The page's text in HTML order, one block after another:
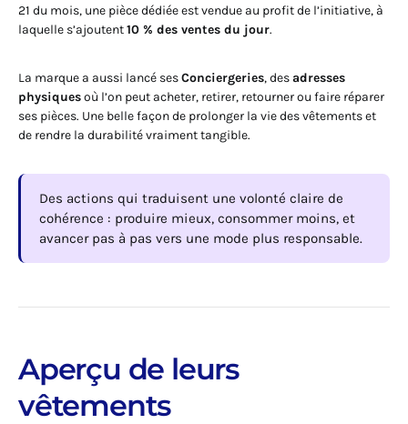
21 du mois, une pièce dédiée est vendue au profit de l’initiative, à
laquelle s’ajoutent10 % des ventes du jour.
La marque a aussi lancé sesConciergeries, desadresses
physiquesoù l’on peut acheter, retirer, retourner ou faire réparer
ses pièces. Une belle façon de prolonger la vie des vêtements et
de rendre la durabilité vraiment tangible.
Des actions qui traduisent une volonté claire de
cohérence : produire mieux, consommer moins, et
avancer pas à pas vers une mode plus responsable.
Aperçu de leurs
vêtements